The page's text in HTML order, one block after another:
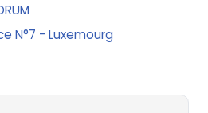
N°7 - Luxemourg